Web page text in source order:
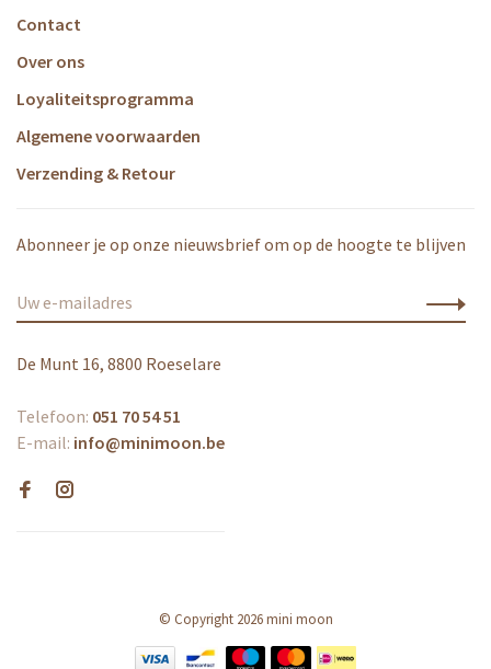
Contact
Over ons
Loyaliteitsprogramma
Algemene voorwaarden
Verzending & Retour
Abonneer je op onze nieuwsbrief om op de hoogte te blijven
De Munt 16, 8800 Roeselare
Telefoon: 051 70 54 51
E-mail: info@minimoon.be
© Copyright 2026 mini moon